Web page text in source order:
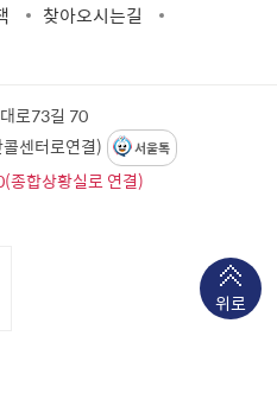
찾아오시는길
위로
로73길 70
센터로연결)
서울톡
합상황실로 연결)